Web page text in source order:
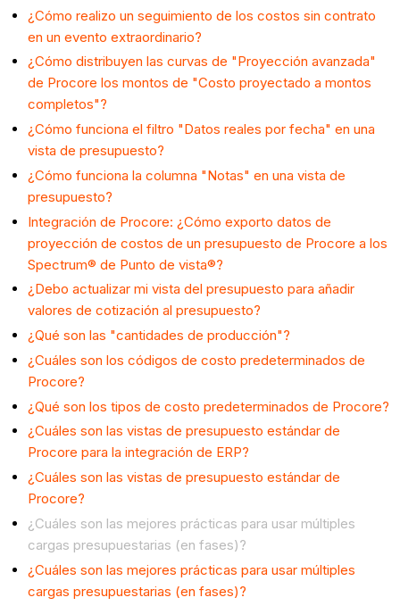
¿Cómo realizo un seguimiento de los costos sin contrato
en un evento extraordinario?
¿Cómo distribuyen las curvas de "Proyección avanzada"
de Procore los montos de "Costo proyectado a montos
completos"?
¿Cómo funciona el filtro "Datos reales por fecha" en una
vista de presupuesto?
¿Cómo funciona la columna "Notas" en una vista de
presupuesto?
Integración de Procore: ¿Cómo exporto datos de
proyección de costos de un presupuesto de Procore a los
Spectrum® de Punto de vista®?
¿Debo actualizar mi vista del presupuesto para añadir
valores de cotización al presupuesto?
¿Qué son las "cantidades de producción"?
¿Cuáles son los códigos de costo predeterminados de
Procore?
¿Qué son los tipos de costo predeterminados de Procore?
¿Cuáles son las vistas de presupuesto estándar de
Procore para la integración de ERP?
¿Cuáles son las vistas de presupuesto estándar de
Procore?
¿Cuáles son las mejores prácticas para usar múltiples
cargas presupuestarias (en fases)?
¿Cuáles son las mejores prácticas para usar múltiples
cargas presupuestarias (en fases)?